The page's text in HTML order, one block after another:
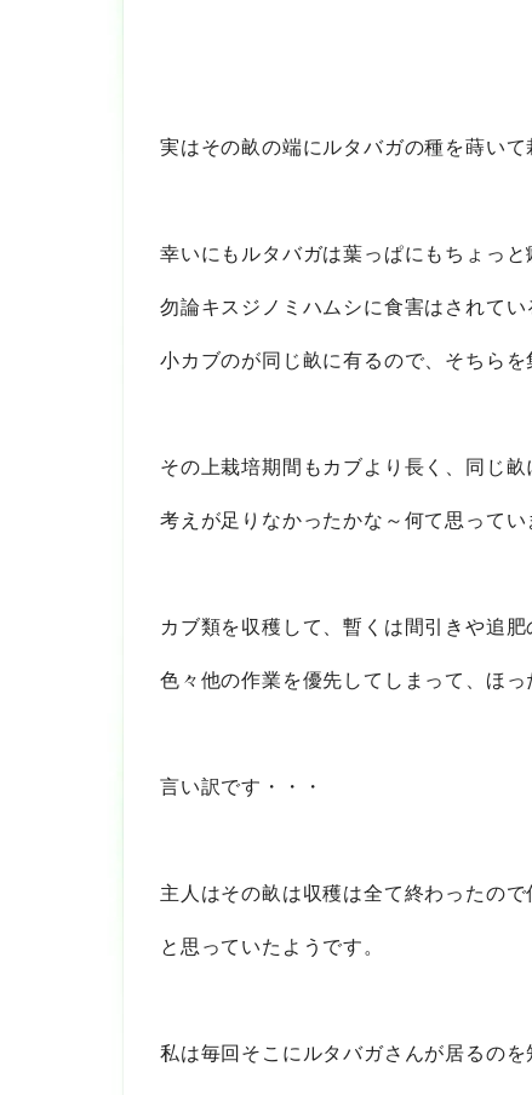
実はその畝の端にルタバガの種を蒔いて
幸いにもルタバガは葉っぱにもちょっと
勿論キスジノミハムシに食害はされて
小カブのが同じ畝に有るので、そちらを
その上栽培期間もカブより長く、同じ
考えが足りなかったかな～何て思ってい
カブ類を収穫して、暫くは間引きや追肥
色々他の作業を優先してしまって、ほっ
言い訳です・・・
主人はその畝は収穫は全て終わったの
と思っていたようです。
私は毎回そこにルタバガさんが居るの